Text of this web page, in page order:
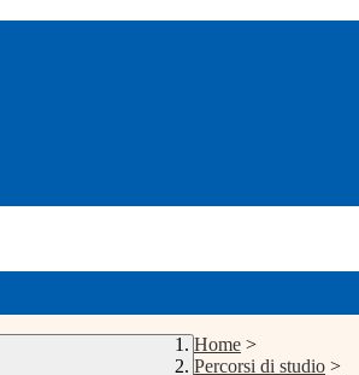
Home >
Percorsi di studio >